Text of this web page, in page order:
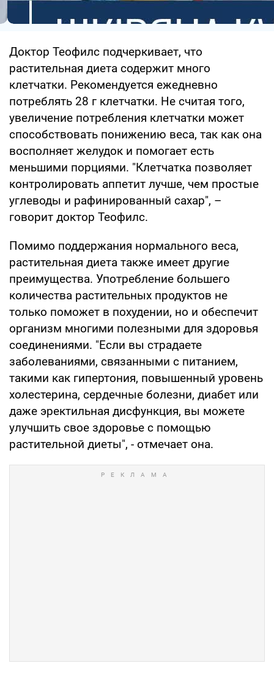
Доктор Теофилс подчеркивает, что
растительная диета содержит много
клетчатки. Рекомендуется ежедневно
потреблять 28 г клетчатки. Не считая того,
увеличение потребления клетчатки может
способствовать понижению веса, так как она
восполняет желудок и помогает есть
меньшими порциями. "Клетчатка позволяет
контролировать аппетит лучше, чем простые
углеводы и рафинированный сахар", –
говорит доктор Теофилс.
Помимо поддержания нормального веса,
растительная диета также имеет другие
преимущества. Употребление большего
количества растительных продуктов не
только поможет в похудении, но и обеспечит
организм многими полезными для здоровья
соединениями. "Если вы страдаете
заболеваниями, связанными с питанием,
такими как гипертония, повышенный уровень
холестерина, сердечные болезни, диабет или
даже эректильная дисфункция, вы можете
улучшить свое здоровье с помощью
растительной диеты", - отмечает она.